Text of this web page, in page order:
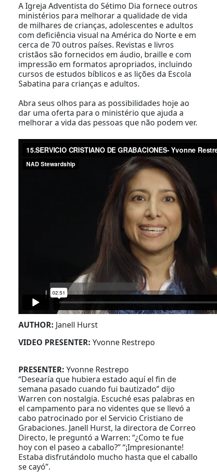
A Igreja Adventista do Sétimo Dia fornece outros
ministérios para melhorar a qualidade de vida
de milhares de crianças, adolescentes e adultos
com deficiência visual na América do Norte e em
cerca de 70 outros países. Revistas e livros
cristãos são fornecidos em áudio, braille e com
impressão em formatos apropriados, incluindo
cursos de estudos bíblicos e as lições da Escola
Sabatina para crianças e adultos.
Abra seus olhos para as possibilidades hoje ao
dar uma oferta para o ministério que ajuda a
melhorar a vida das pessoas que não podem ver.
AUTHOR: Janell Hurst
VIDEO PRESENTER:Yvonne Restrepo
PRESENTER:Yvonne Restrepo
“Desearía que hubiera estado aquí el fin de
semana pasado cuando fui bautizado” dijo
Warren con nostalgia. Escuché esas palabras en
el campamento para no videntes que se llevó a
cabo patrocinado por el Servicio Cristiano de
Grabaciones. Janell Hurst, la directora de Correo
Directo, le preguntó a Warren: “¿Como te fue
hoy con el paseo a caballo?” “¡Impresionante!
Estaba disfrutándolo mucho hasta que el caballo
se cayó”.